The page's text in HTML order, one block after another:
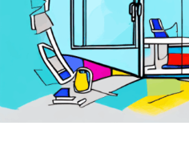
Datenschutz
Impressum
Glossar